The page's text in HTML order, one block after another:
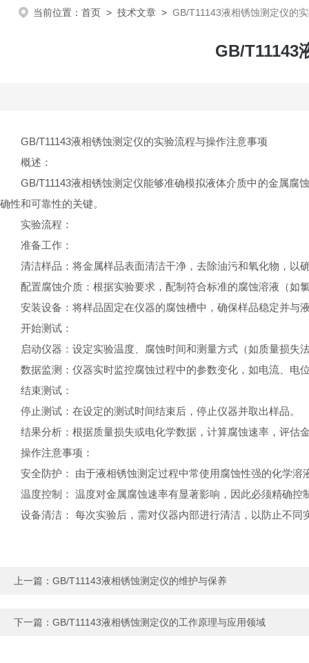
当前位置： 首页 > 技术文章 > GB/T11143液相锈蚀测定仪的
GB/T11143
GB/T11143液相锈蚀测定仪的实验流程与操作注意事项
概述：
GB/T11143液相锈蚀测定仪能够准确模拟液体介质中的金属
确性和可靠性的关键。
实验流程：
准备工作：
清洁样品：将金属样品表面清洁干净，去除油污和氧化物，以
配置腐蚀介质：根据实验要求，配制符合标准的腐蚀溶液（如
安装设备：将样品固定在仪器的腐蚀槽中，确保样品稳定并与
开始测试：
启动仪器：设定实验温度、腐蚀时间和测量方式（如质量损失
数据监测：仪器实时监控腐蚀过程中的参数变化，如电流、电
结束测试：
停止测试：在设定的测试时间结束后，停止仪器并取出样品。
结果分析：根据质量损失或电化学数据，计算腐蚀速率，评估
操作注意事项：
安全防护： 由于液相锈蚀测定过程中常使用腐蚀性强的化学
温度控制： 温度对金属腐蚀速率有显著影响，因此必须精确
设备清洁： 每次实验后，需对仪器内部进行清洁，以防止不同
上一篇： GB/T11143液相锈蚀测定仪的维护与保养
下一篇： GB/T11143液相锈蚀测定仪的工作原理与应用领域